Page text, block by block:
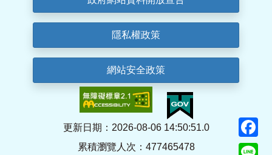
隱私權政策
網站安全政策
更新日期：2026-08-06 14:50:51.0
累積瀏覽人次：477465478